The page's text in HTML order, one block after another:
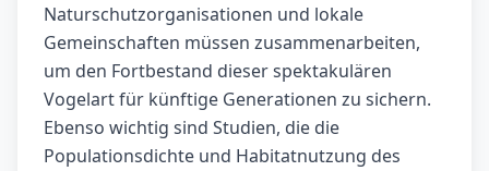
Naturschutzorganisationen und lokale
Gemeinschaften müssen zusammenarbeiten,
um den Fortbestand dieser spektakulären
Vogelart für künftige Generationen zu sichern.
Ebenso wichtig sind Studien, die die
Populationsdichte und Habitatnutzung des